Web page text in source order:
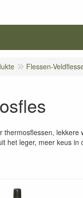
Flessen-
thermosflessen,
het leger, meer keus in